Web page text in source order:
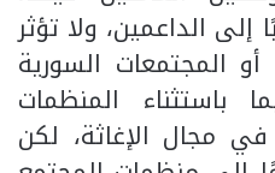
إلى الداعمين، ولا تؤثر
المجتمعات السورية
باستثناء المنظمات
مجال الإغاثة، لكن